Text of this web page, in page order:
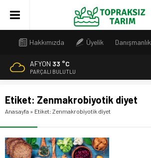
Hakkımızda Üyelik Danışmanlık
AFYON 33 °C
PARÇALI BULUTLU
Etiket: Zenmakrobiyotik diyet
Anasayfa » Etiket: Zenmakrobiyotik diyet